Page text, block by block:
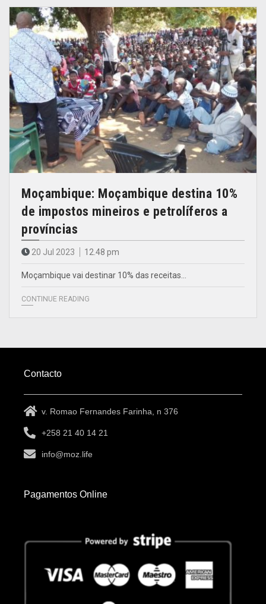
Moçambique: Moçambique destina 10%
de impostos mineiros e petrolíferos a
províncias
20 Jul 2023 12.48 pm
Moçambique vai destinar 10% das receitas…
CONTINUE READING
Contacto
v. Romao Fernandes Farinha, n 376
+258 21 40 14 21
info@moz.life
Pagamentos Online